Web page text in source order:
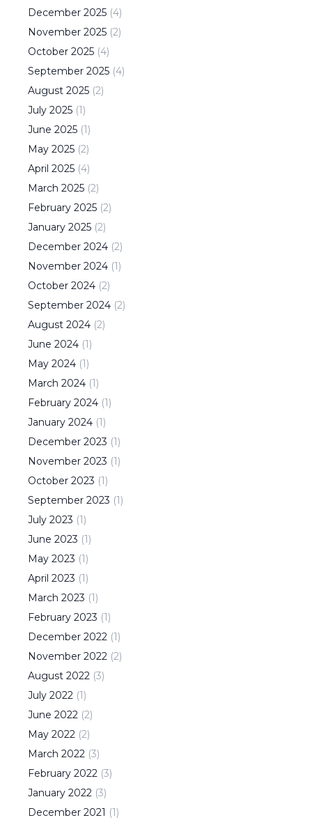
December 2025 (4)
November 2025 (2)
October 2025 (4)
September 2025 (4)
August 2025 (2)
July 2025 (1)
June 2025 (1)
May 2025 (2)
April 2025 (4)
March 2025 (2)
February 2025 (2)
January 2025 (2)
December 2024 (2)
November 2024 (1)
October 2024 (2)
September 2024 (2)
August 2024 (2)
June 2024 (1)
May 2024 (1)
March 2024 (1)
February 2024 (1)
January 2024 (1)
December 2023 (1)
November 2023 (1)
October 2023 (1)
September 2023 (1)
July 2023 (1)
June 2023 (1)
May 2023 (1)
April 2023 (1)
March 2023 (1)
February 2023 (1)
December 2022 (1)
November 2022 (2)
August 2022 (3)
July 2022 (1)
June 2022 (2)
May 2022 (2)
March 2022 (3)
February 2022 (3)
January 2022 (3)
December 2021 (1)